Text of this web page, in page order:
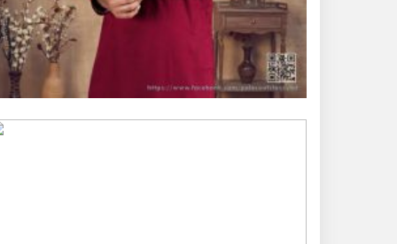
দুধকুমার নদে সাঁড়াশি
অভিযান, জব্দ ২ হাজার ৫০০
মিটার চায়না জাল